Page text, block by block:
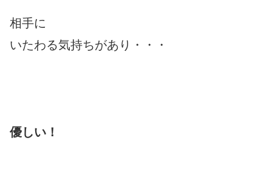
相手に
いたわる気持ちがあり・・・
優しい！